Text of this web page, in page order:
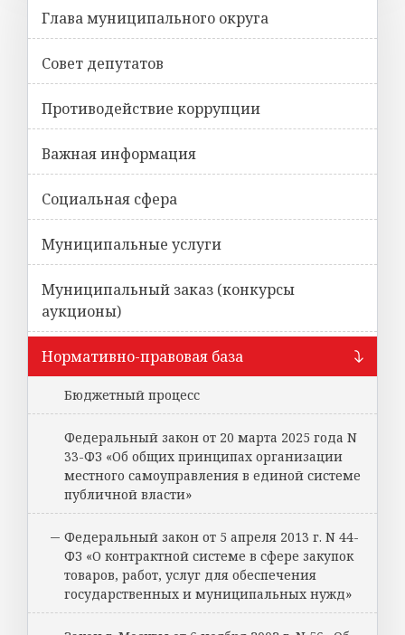
Глава муниципального округа
Совет депутатов
Противодействие коррупции
Важная информация
Социальная сфера
Муниципальные услуги
Муниципальный заказ (конкурсы
аукционы)
Нормативно-правовая база
Бюджетный процесс
Федеральный закон от 20 марта 2025 года N
33-ФЗ «Об общих принципах организации
местного самоуправления в единой системе
публичной власти»
Федеральный закон от 5 апреля 2013 г. N 44-
ФЗ «О контрактной системе в сфере закупок
товаров, работ, услуг для обеспечения
государственных и муниципальных нужд»